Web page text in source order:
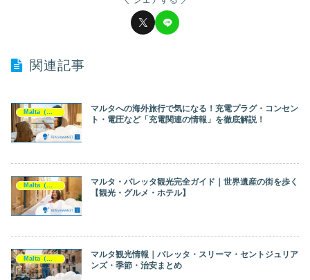
関連記事
Malta（マルタ）
マルタへの海外旅行で気になる！充電プラグ・コンセン
ト・電圧など「充電関連の情報」を徹底解説！
マルタ・バレッタ観光完全ガイド｜世界遺産の街を歩く
【観光・グルメ・ホテル】
マルタ観光情報｜バレッタ・スリーマ・セントジュリア
ンズ・季節・治安まとめ